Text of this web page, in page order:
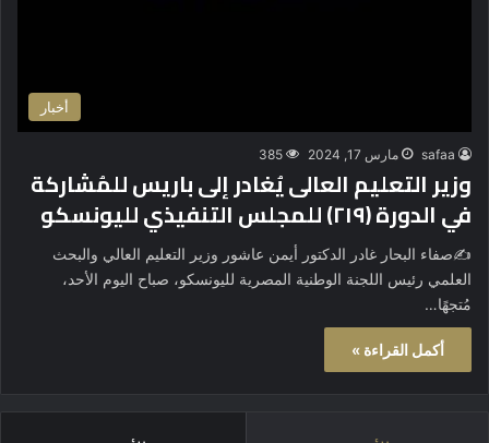
أخبار
safaa مارس 17, 2024 385
وزير التعليم العالى يُغادر إلى باريس للمُشاركة
في الدورة (٢١٩) للمجلس التنفيذي لليونسكو
✍️صفاء البحار غادر الدكتور أيمن عاشور وزير التعليم العالي والبحث
العلمي رئيس اللجنة الوطنية المصرية لليونسكو، صباح اليوم الأحد،
مُتجهًا…
أكمل القراءة »